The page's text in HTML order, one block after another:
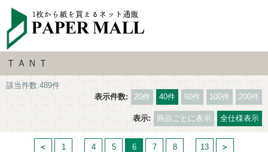
ＴＡＮＴ
該当件数:489件
表示件数:
20件 40件 60件 100件 200件
表示: 商品ごとに表示 全仕様表示
1 4 5 6 7 8 13